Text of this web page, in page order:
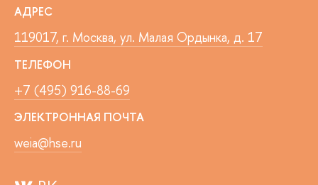
АДРЕС
119017, г. Москва, ул. Малая Ордынка, д. 17
ТЕЛЕФОН
+7 (495) 916-88-69
ЭЛЕКТРОННАЯ ПОЧТА
weia@hse.ru